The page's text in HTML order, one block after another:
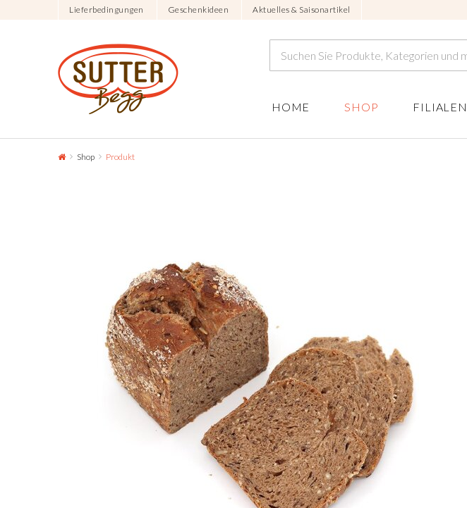
Lieferbedingungen Geschenkideen Aktuelles & Saisonartikel
HOME SHOP FILIALEN
Shop Produkt